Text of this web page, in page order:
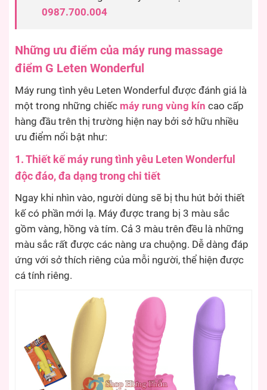
0987.700.004
Những ưu điểm của máy rung massage
điểm G Leten Wonderful
Máy rung tình yêu Leten Wonderful được đánh giá là
một trong những chiếc máy rung vùng kín cao cấp
hàng đầu trên thị trường hiện nay bởi sở hữu nhiều
ưu điểm nổi bật như:
1. Thiết kế máy rung tình yêu Leten Wonderful
độc đáo, đa dạng trong chi tiết
Ngay khi nhìn vào, người dùng sẽ bị thu hút bởi thiết
kế có phần mới lạ. Máy được trang bị 3 màu sắc
gồm vàng, hồng và tím. Cả 3 màu trên đều là những
màu sắc rất được các nàng ưa chuộng. Dễ dàng đáp
ứng với sở thích riêng của mỗi người, thể hiện được
cá tính riêng.